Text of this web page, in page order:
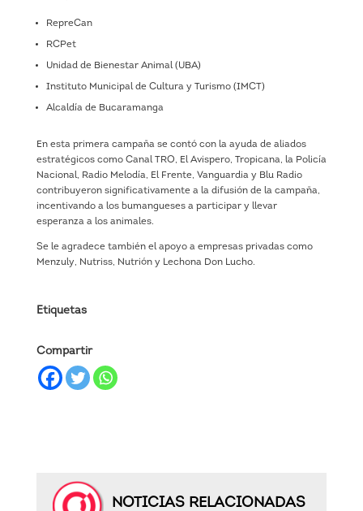
RepreCan
RCPet
Unidad de Bienestar Animal (UBA)
Instituto Municipal de Cultura y Turismo (IMCT)
Alcaldía de Bucaramanga
En esta primera campaña se contó con la ayuda de aliados
estratégicos como Canal TRO, El Avispero, Tropicana, la Policía
Nacional, Radio Melodía, El Frente, Vanguardia y Blu Radio
contribuyeron significativamente a la difusión de la campaña,
incentivando a los bumangueses a participar y llevar
esperanza a los animales.
Se le agradece también el apoyo a empresas privadas como
Menzuly, Nutriss, Nutrión y Lechona Don Lucho.
Etiquetas
Compartir
NOTICIAS RELACIONADAS